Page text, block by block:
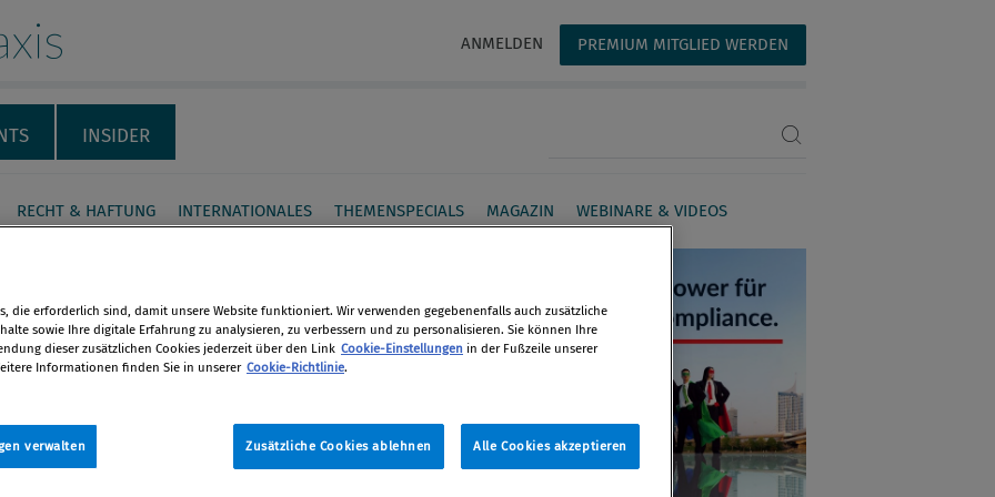
ANMELDEN PREMIUM MITGLIED WERDEN
INSIDER
RECHT & HAFTUNG INTERNATIONALES THEMENSPECIALS MAGAZIN WEBINARE & VIDEOS
Kontrollsysteme: Ist die
Verwaltung
und Kontrolle lauter. Die
und Internes
die erforderlich sind, damit unsere Website funktioniert. Wir verwenden gegebenenfalls auch zusätzliche
sowie Ihre digitale Erfahrung zu analysieren, zu verbessern und zu personalisieren. Sie können Ihre
dieser zusätzlichen Cookies jederzeit über den Link Cookie-Einstellungen in der Fußzeile unserer
Informationen finden Sie in unserer Cookie-Richtlinie.
Zusätzliche Cookies ablehnen Alle Cookies akzeptieren
verwalten